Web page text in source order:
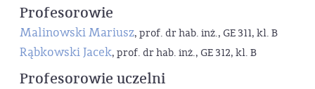
Profesorowie
Malinowski Mariusz, prof. dr hab. inż., GE 311, kl. B
Rąbkowski Jacek, prof. dr hab. inż., GE 312, kl. B
Profesorowie uczelni